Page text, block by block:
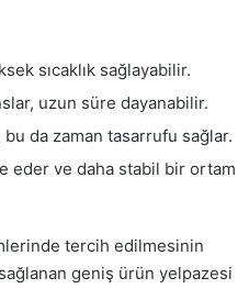
sıcaklık sağlayabilir.
uzun süre dayanabilir.
bu da zaman tasarrufu sağlar.
eder ve daha stabil bir ortam
tercih edilmesinin
geniş ürün yelpazesi